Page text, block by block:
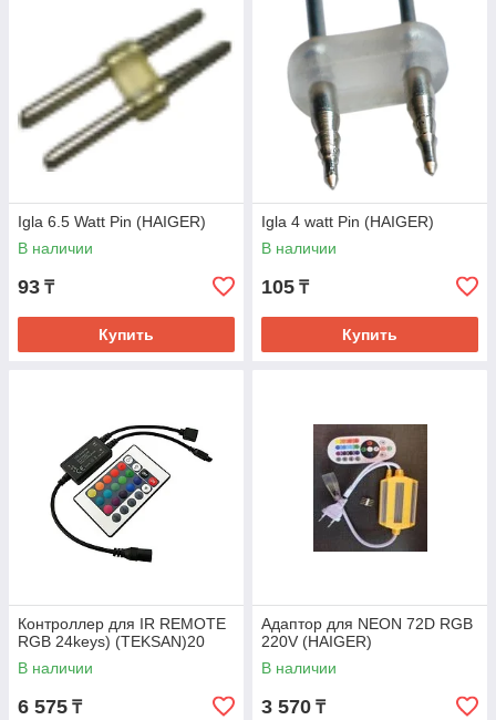
Igla 6.5 Watt Pin (HAIGER)
В наличии
93 ₸
Купить
Igla 4 watt Pin (HAIGER)
В наличии
105 ₸
Купить
Контроллер для IR REMOTE
RGB 24keys) (TEKSAN)20
В наличии
6 575 ₸
Адаптор для NEON 72D RGB
220V (HAIGER)
В наличии
3 570 ₸